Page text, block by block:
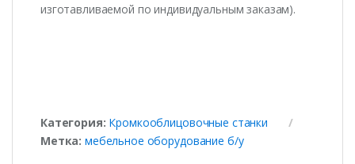
изготавливаемой по индивидуальным заказам).
Категория: Кромкооблицовочные станки
Метка:мебельное оборудование б/у